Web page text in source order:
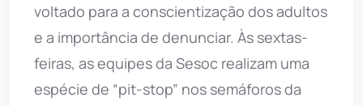
voltado para a conscientização dos adultos
e a importância de denunciar. Às sextas-
feiras, as equipes da Sesoc realizam uma
espécie de “pit-stop” nos semáforos da